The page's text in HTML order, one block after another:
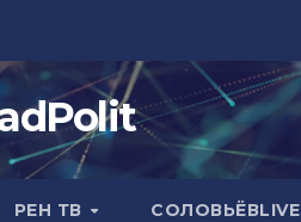
РЕН ТВ СОЛОВЬЁВLIVE